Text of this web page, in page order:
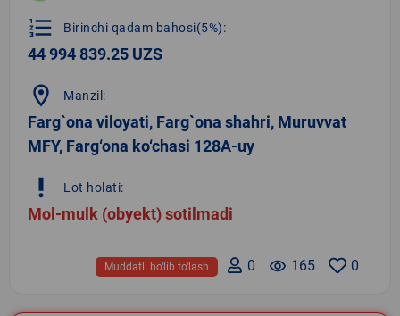
format_list_numbered Birinchi qadam bahosi(5%):
44 994 839.25 UZS
location_on Manzil:
Farg`ona viloyati, Farg`ona shahri, Muruvvat
MFY, Farg‘ona ko‘chasi 128A-uy
priority_high Lot holati:
Mol-mulk (obyekt) sotilmadi
0
remove_red_eye 165
0
Muddatli bo‘lib to‘lash